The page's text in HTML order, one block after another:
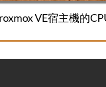
VE宿主機的